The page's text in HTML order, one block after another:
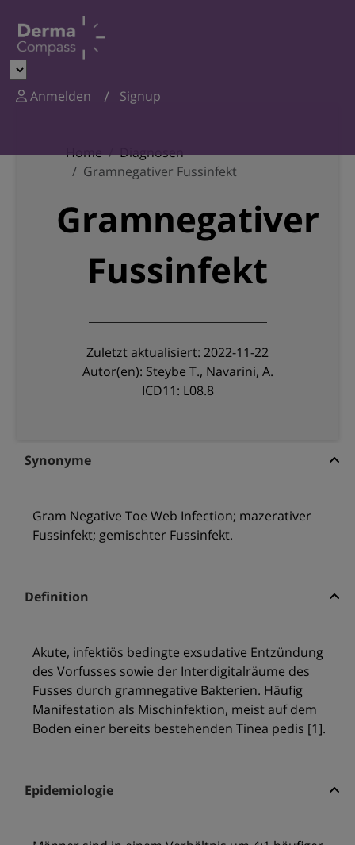
Anmelden Signup
Home
Diagnosen
Gramnegativer Fussinfekt
Gramnegativer
Fussinfekt
Zuletzt aktualisiert: 2022-11-22
Autor(en): Steybe T., Navarini, A.
ICD11: L08.8
Synonyme
Gram Negative Toe Web Infection; mazerativer
Fussinfekt; gemischter Fussinfekt.
Definition
Akute, infektiös bedingte exsudative Entzündung
des Vorfusses sowie der Interdigitalräume des
Fusses durch gramnegative Bakterien. Häufig
Manifestation als Mischinfektion, meist auf dem
Boden einer bereits bestehenden Tinea pedis [1].
Epidemiologie